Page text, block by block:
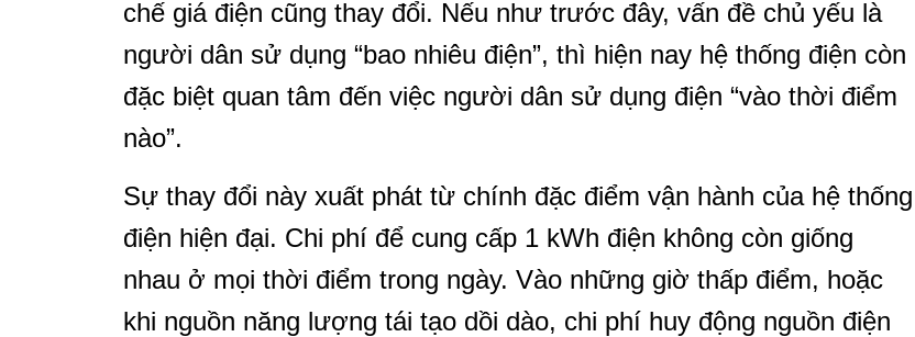
chế giá điện cũng thay đổi. Nếu như trước đây, vấn đề chủ yếu là
người dân sử dụng “bao nhiêu điện”, thì hiện nay hệ thống điện còn
đặc biệt quan tâm đến việc người dân sử dụng điện “vào thời điểm
nào”.
Sự thay đổi này xuất phát từ chính đặc điểm vận hành của hệ thống
điện hiện đại. Chi phí để cung cấp 1 kWh điện không còn giống
nhau ở mọi thời điểm trong ngày. Vào những giờ thấp điểm, hoặc
khi nguồn năng lượng tái tạo dồi dào, chi phí huy động nguồn điện